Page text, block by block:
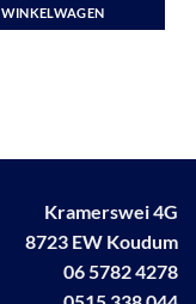
WINKELWAGEN
Kramerswei 4G
8723 EW Koudum
06 5782 4278